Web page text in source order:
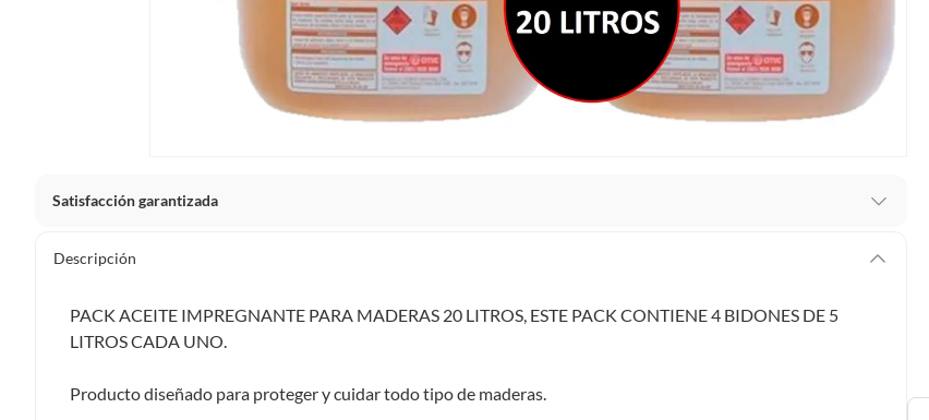
Satisfacción garantizada
Debe estar en perfecto estado, con todas sus etiquetas, sellos intactos y sin uso, tal como te lo entregamos. Ten
De uso personal.
Descripción
PACK ACEITE IMPREGNANTE PARA MADERAS 20 LITROS, ESTE PACK CONTIENE 4 BIDONES DE 5
LITROS CADA UNO.
Producto diseñado para proteger y cuidar todo tipo de maderas.